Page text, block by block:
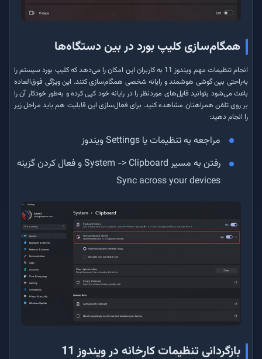
همگام‌سازی کلیپ بورد در بین دستگاه‌ها
انجام تنظیمات مهم ویندوز 11 به کاربران این امکان را می‌دهد که کلیپ بورد سیستم را
به‌راحتی بین گوشی هوشمند و رایانه شخصی همگام‌سازی کنند. این ویژگی فوق‌العاده
باعث می‌شود بتوانید فایل‌های موردنظر را در رایانه خود کپی کرده و به‌طور خودکار آن را
بر روی تلفن همراهتان مشاهده کنید. برای فعال‌سازی این قابلیت هم باید مراحل زیر
را انجام دهید:
مراجعه به تنظیمات یا Settings ویندوز
رفتن به مسیر System -> Clipboard‌ و فعال کردن گزینه
Sync across your devices
بازگردانی تنظیمات کارخانه در ویندوز 11